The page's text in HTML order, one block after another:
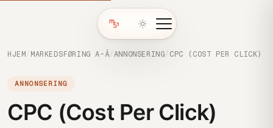
HJEM / MARKEDSFØRING A-Å/ ANNONSERING/ CPC (COST PER CLICK)
ANNONSERING
CPC (Cost Per Click)